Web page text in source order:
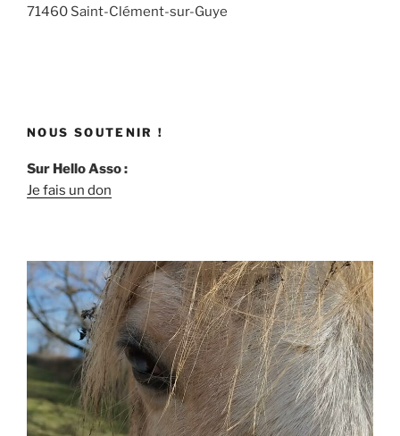
71460 Saint-Clément-sur-Guye
NOUS SOUTENIR !
Sur Hello Asso :
Je fais un don